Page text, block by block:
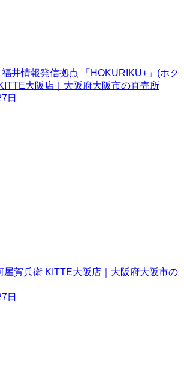
井情報発信拠点 「HOKURIKU+」(ホク
大阪店｜大阪府大阪市の直売所
日
屋賀兵衛 KITTE大阪店｜大阪府大阪市の
日